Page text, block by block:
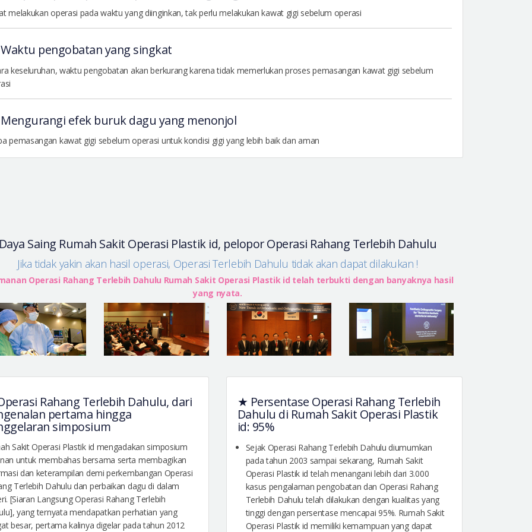
melakukan operasi pada waktu yang diinginkan, tak perlu melakukan kawat gigi sebelum operasi
Waktu pengobatan yang singkat
keseluruhan, waktu pengobatan akan berkurang karena tidak memerlukan proses pemasangan kawat gigi sebelum
Mengurangi efek buruk dagu yang menonjol
pemasangan kawat gigi sebelum operasi untuk kondisi gigi yang lebih baik dan aman
Daya Saing Rumah Sakit Operasi Plastik id, pelopor Operasi Rahang Terlebih Dahulu
Jika tidak yakin akan hasil operasi, Operasi Terlebih Dahulu tidak akan dapat dilakukan !
Operasi Rahang Terlebih Dahulu Rumah Sakit Operasi Plastik id telah terbukti dengan banyaknya hasil
yang nyata.
Rahang Terlebih Dahulu, dari
pertama hingga
simposium
Sakit Operasi Plastik id mengadakan simposium
untuk membahas bersama serta membagikan
dan keterampilan demi perkembangan Operasi
Terlebih Dahulu dan perbaikan dagu di dalam
[Siaran Langsung Operasi Rahang Terlebih
yang ternyata mendapatkan perhatian yang
besar, pertama kalinya digelar pada tahun 2012
★ Persentase Operasi Rahang Terlebih
Dahulu di Rumah Sakit Operasi Plastik
id: 95%
Sejak Operasi Rahang Terlebih Dahulu diumumkan
pada tahun 2003 sampai sekarang, Rumah Sakit
Operasi Plastik id telah menangani lebih dari 3.000
kasus pengalaman pengobatan dan Operasi Rahang
Terlebih Dahulu telah dilakukan dengan kualitas yang
tinggi dengan persentase mencapai 95%. Rumah Sakit
Operasi Plastik id memiliki kemampuan yang dapat